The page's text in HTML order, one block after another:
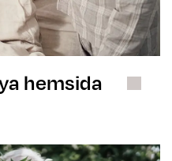
hemsida